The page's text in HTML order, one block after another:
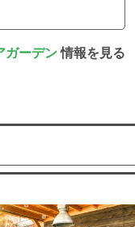
ガーデン情報を見る